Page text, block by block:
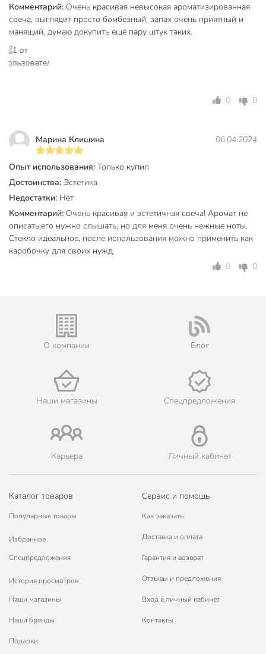
Можно ли использовать свечу на даче или в ванной?
свечу удобно брать с собой, использовать в разных
помещениях и на открытом воздухе.
Диаметр, см
Количество в упаковке, шт
Бренд
Страна производства
Цвет
белый
Новый год
Особенности
с крышкой
с подсвечником
подарочная
бергамот
ароматический
Форма свечи
в стакане
круглый
Вид фитиля
хлопковый
Состав свечи
парафин
Артикул производителя
844-121
Вес в упаковке
715 г
Габариты упаковки
14 x 10 x 10 см
Комментарий: Очень красивая невысокая ароматизированная
свеча, выглядит просто бомбезный, запах очень приятный и
манящий, думаю докупить ещё пару штук таких.
0 0
Марина Клишина 06.04.2024
Опыт использования: Только купил
Достоинства: Эстетика
Недостатки: Нет
Комментарий: Очень красивая и эстетичная свеча! Аромат не
описать,его нужно слышать, но для меня очень нежные ноты.
Стекло идеальное, после использования можно применить как
каробочку для своих нужд.
0
0
О компании Блог
Наши магазины Спецпредложения
Карьера Личный кабинет
Каталог товаров
Популярные товары
Избранное
Спецпредложения
История просмотров
Наши магазины
Наши бренды
Подарки
Сервис и помощь
Как заказать
Доставка и оплата
Гарантия и возврат
Отзывы и предложения
Вход в личный кабинет
Контакты